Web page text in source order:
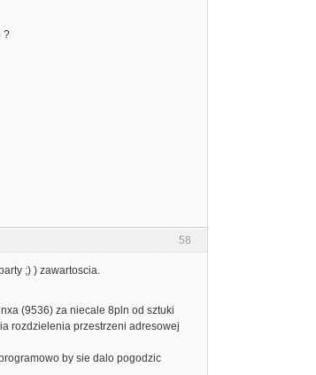
?
58
;) ) zawartoscia.
(9536) za niecale 8pln od sztuki
rozdzielenia przestrzeni adresowej
by sie dalo pogodzic